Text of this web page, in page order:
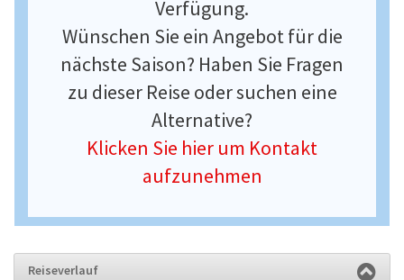
Verfügung.
Wünschen Sie ein Angebot für die
nächste Saison? Haben Sie Fragen
zu dieser Reise oder suchen eine
Alternative?
Klicken Sie hier um Kontakt
aufzunehmen
Reiseverlauf